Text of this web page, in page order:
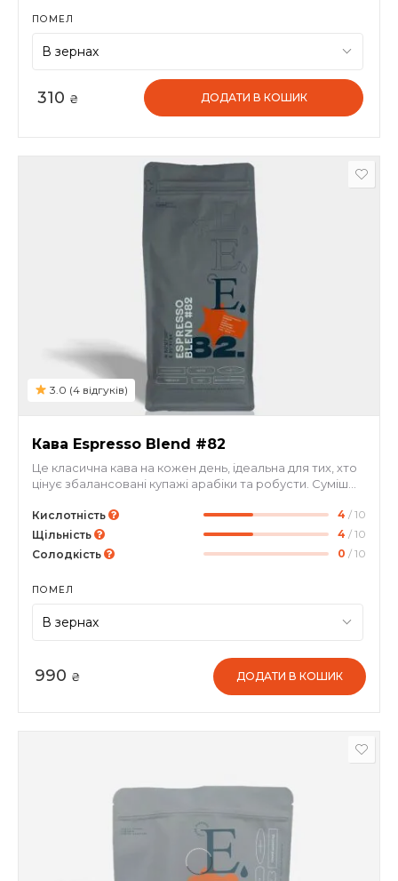
ПОМЕЛ
310 ₴ ДОДАТИ В КОШИК
3.0 (4 відгуків)
Кава Espresso Blend #82
Це класична кава на кожен день, ідеальна для тих, хто
цінує збалансовані купажі арабіки та робусти. Суміш
Бразилії та В'єтнаму. Кава середньої обсмажки з
відтінками грейпфрута, горіхів та молочного шоколаду.
Кислотність 4 / 10
Щільність
4 / 10
Солодкість
0 / 10
990 ₴
ПОМЕЛ
ДОДАТИ В КОШИК